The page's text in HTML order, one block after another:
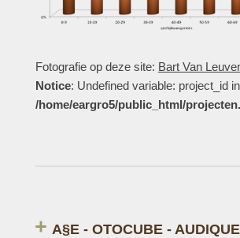
Fotografie op deze site: Bart Van
Notice: Undefined variable: project_id in
/home/eargro5/public_html/
A§E - OTOCUBE -